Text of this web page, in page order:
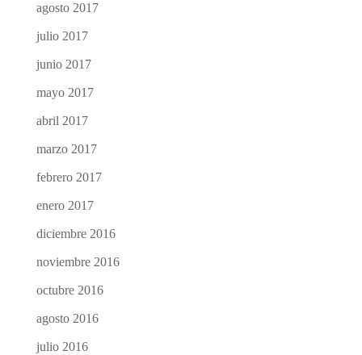
agosto 2017
julio 2017
junio 2017
mayo 2017
abril 2017
marzo 2017
febrero 2017
enero 2017
diciembre 2016
noviembre 2016
octubre 2016
agosto 2016
julio 2016